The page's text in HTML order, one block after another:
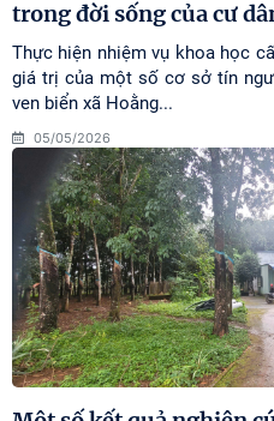
trong đời sống của cư
Thực hiện nhiệm vụ khoa học
giá trị của một số cơ sở tín
ven biển xã Hoằng...
05/05/2026